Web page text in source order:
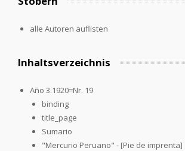
alle Autoren auflisten
Inhaltsverzeichnis
Año 3.1920=Nr. 19
binding
title_page
Sumario
"Mercurio Peruano" - [Pie de imprenta]